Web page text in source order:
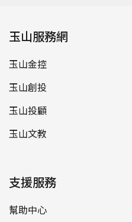
玉山服務網
玉山金控
玉山創投
玉山投顧
玉山文教
支援服務
幫助中心